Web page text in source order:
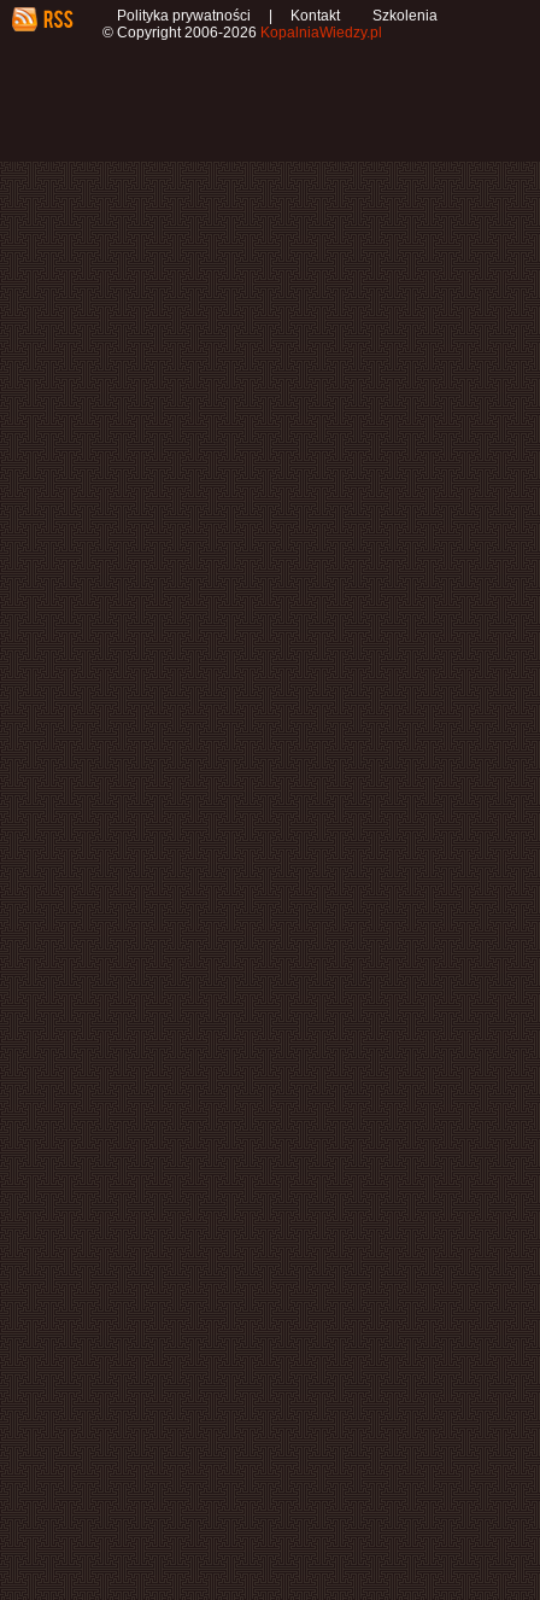
Polityka prywatności Kontakt
Szkolenia
© Copyright 2006-2026 KopalniaWiedzy.pl